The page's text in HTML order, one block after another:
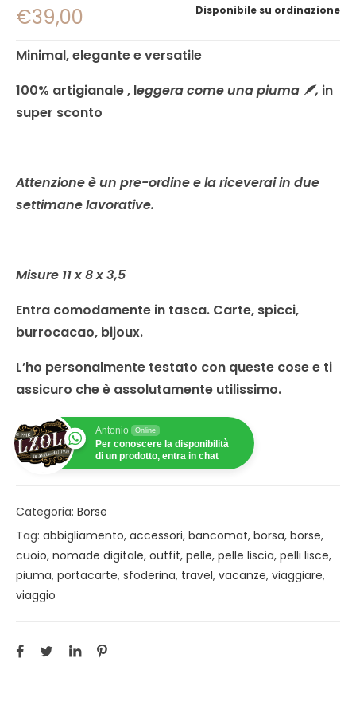
Disponibile su ordinazione
€39,00
Minimal, elegante e versatile
100% artigianale , leggera come una piuma 🪶, in
super sconto
Attenzione è un pre-ordine e la riceverai in due
settimane lavorative.
Misure 11 x 8 x 3,5
Entra comodamente in tasca. Carte, spicci,
burrocacao, bijoux.
L’ho personalmente testato con queste cose e ti
assicuro che è assolutamente utilissimo.
Antonio Online
Per conoscere la disponibilità
di un prodotto, entra in chat
Categoria: Borse
Tag: abbigliamento, accessori, bancomat, borsa, borse,
cuoio, nomade digitale, outfit, pelle, pelle liscia, pelli lisce,
piuma, portacarte, sfoderina, travel, vacanze, viaggiare,
viaggio